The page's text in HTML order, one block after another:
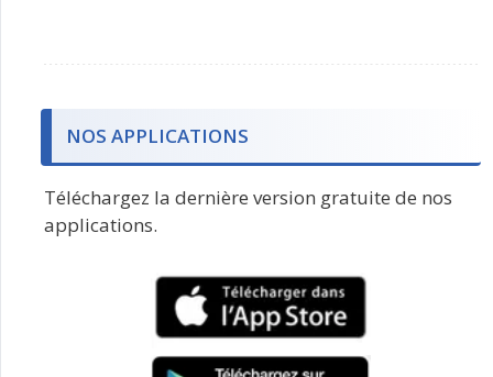
NOS APPLICATIONS
Téléchargez la dernière version gratuite de nos
applications.